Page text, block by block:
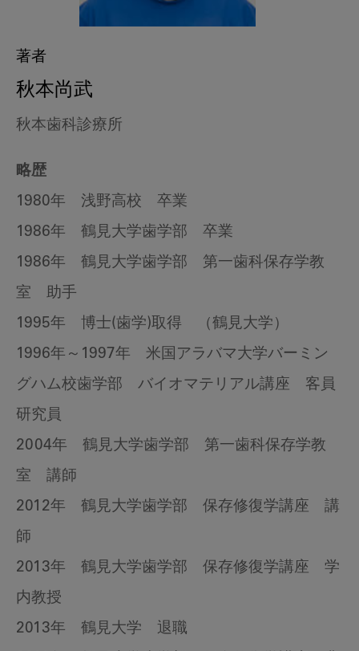
著者
秋本尚武
秋本歯科診療所
略歴
1980年 浅野高校 卒業
1986年 鶴見大学歯学部 卒業
1986年 鶴見大学歯学部 第一歯科保存学教
室 助手
1995年 博士(歯学)取得 （鶴見大学）
1996年～1997年 米国アラバマ大学バーミン
グハム校歯学部 バイオマテリアル講座 客員
研究員
2004年 鶴見大学歯学部 第一歯科保存学教
室 講師
2012年 鶴見大学歯学部 保存修復学講座 講
師
2013年 鶴見大学歯学部 保存修復学講座 学
内教授
2013年 鶴見大学 退職